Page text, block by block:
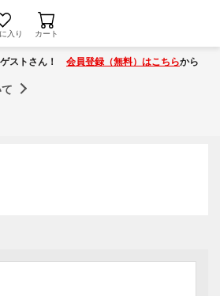
入り カート
ストさん！ 会員登録（無料）はこちらから